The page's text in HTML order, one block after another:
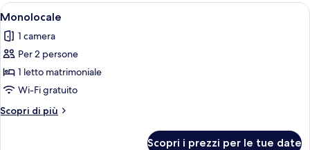
Apri
tutte
le
foto
per
Monolocale
Una camera d'albergo moderna
9
Monolocale
1 camera
Per 2 persone
1 letto matrimoniale
Wi-Fi gratuito
Scopri di più
Altri
Scopri i prezzi per le tue date